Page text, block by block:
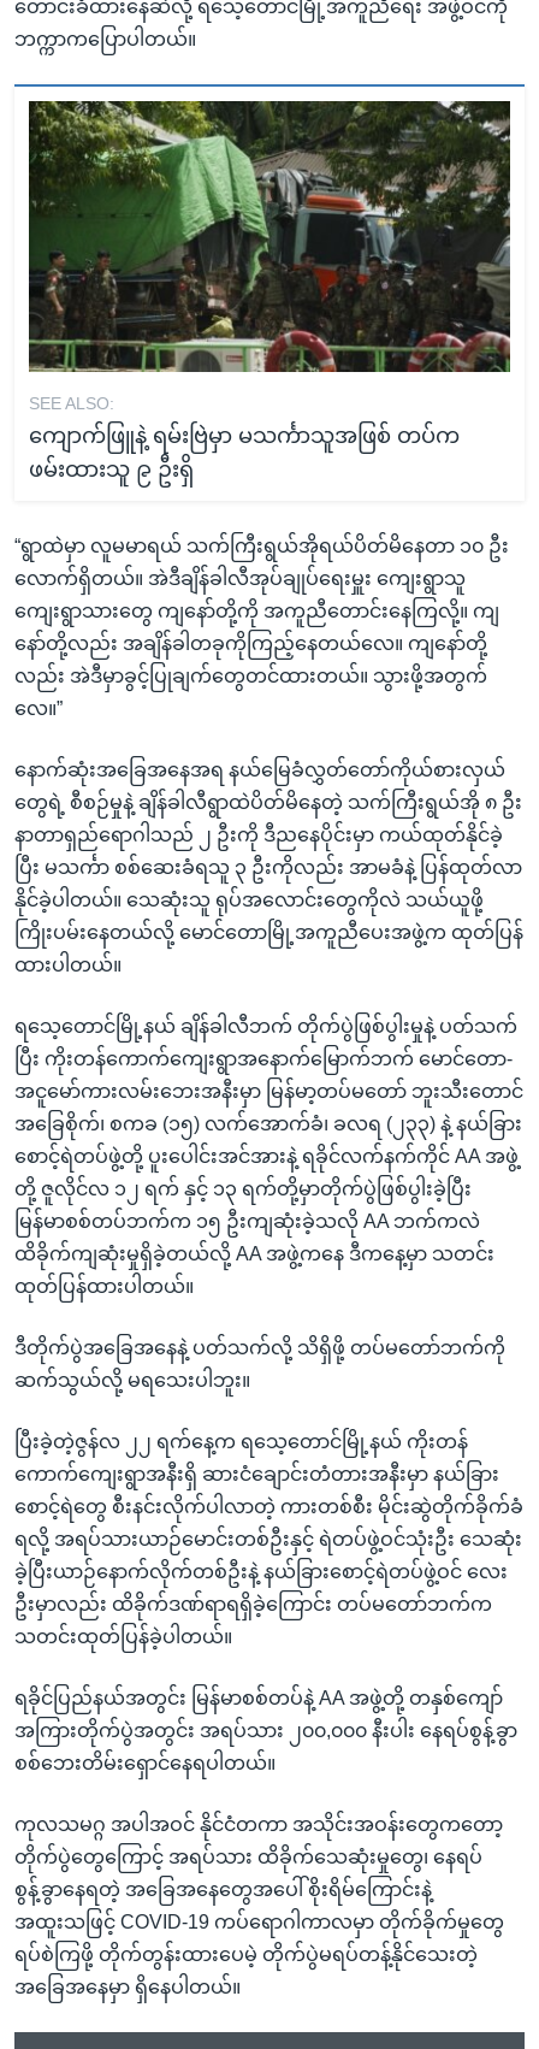
တောင်းခံထားနေဆဲလို့ ရသေ့တောင်မြို့အကူညီရေး အဖွဲ့ဝင်ကို
ဘက္ကာကပြောပါတယ်။
SEE ALSO:
ကျောက်ဖြူနဲ့ ရမ်းဗြဲမှာ မသင်္ကာသူအဖြစ် တပ်က
ဖမ်းထားသူ ၉ ဦးရှိ
“ရွာထဲမှာ လူမမာရယ် သက်ကြီးရွယ်အိုရယ်ပိတ်မိနေတာ ၁၀ ဦး
လောက်ရှိတယ်။ အဲဒီချိန်ခါလီအုပ်ချုပ်ရေးမှူး ကျေးရွာသူ
ကျေးရွာသားတွေ ကျနော်တို့ကို အကူညီတောင်းနေကြလို့။ ကျ
နော်တို့လည်း အချိန်ခါတခုကိုကြည့်နေတယ်လေ။ ကျနော်တို့
လည်း အဲဒီမှာခွင့်ပြုချက်တွေတင်ထားတယ်။ သွားဖို့အတွက်
လေ။”
နောက်ဆုံးအခြေအနေအရ နယ်မြေခံလွှတ်တော်ကိုယ်စားလှယ်
တွေရဲ့ စီစဉ်မှုနဲ့ ချိန်ခါလီရွာထဲပိတ်မိနေတဲ့ သက်ကြီးရွယ်အို ၈ ဦး
နာတာရှည်ရောဂါသည် ၂ ဦးကို ဒီညနေပိုင်းမှာ ကယ်ထုတ်နိုင်ခဲ့
ပြီး မသင်္ကာ စစ်ဆေးခံရသူ ၃ ဦးကိုလည်း အာမခံနဲ့ ပြန်ထုတ်လာ
နိုင်ခဲ့ပါတယ်။ သေဆုံးသူ ရုပ်အလောင်းတွေကိုလဲ သယ်ယူဖို့
ကြိုးပမ်းနေတယ်လို့ မောင်တောမြို့အကူညီပေးအဖွဲ့က ထုတ်ပြန်
ထားပါတယ်။
ရသေ့တောင်မြို့နယ် ချိန်ခါလီဘက် တိုက်ပွဲဖြစ်ပွါးမှုနဲ့ ပတ်သက်
ပြီး ကိုးတန်ကောက်ကျေးရွာအနောက်မြောက်ဘက် မောင်တော-
အငူမော်ကားလမ်းဘေးအနီးမှာ မြန်မာ့တပ်မတော် ဘူးသီးတောင်
အခြေစိုက်၊ စကခ (၁၅) လက်အောက်ခံ၊ ခလရ (၂၃၃) နဲ့ နယ်ခြား
စောင့်ရဲတပ်ဖွဲ့တို့ ပူးပေါင်းအင်အားနဲ့ ရခိုင်လက်နက်ကိုင် AA အဖွဲ့
တို့ ဇူလိုင်လ ၁၂ ရက် နှင့် ၁၃ ရက်တို့မှာတိုက်ပွဲဖြစ်ပွါးခဲ့ပြီး
မြန်မာစစ်တပ်ဘက်က ၁၅ ဦးကျဆုံးခဲ့သလို AA ဘက်ကလဲ
ထိခိုက်ကျဆုံးမှုရှိခဲ့တယ်လို့ AA အဖွဲ့ကနေ ဒီကနေ့မှာ သတင်း
ထုတ်ပြန်ထားပါတယ်။
ဒီတိုက်ပွဲအခြေအနေနဲ့ ပတ်သက်လို့ သိရှိဖို့ တပ်မတော်ဘက်ကို
ဆက်သွယ်လို့ မရသေးပါဘူး။
ပြီးခဲ့တဲ့ဇွန်လ ၂၂ ရက်နေ့က ရသေ့တောင်မြို့နယ် ကိုးတန်
ကောက်ကျေးရွာအနီးရှိ ဆားငံချောင်းတံတားအနီးမှာ နယ်ခြား
စောင့်ရဲတွေ စီးနင်းလိုက်ပါလာတဲ့ ကားတစ်စီး မိုင်းဆွဲတိုက်ခိုက်ခံ
ရလို့ အရပ်သားယာဉ်မောင်းတစ်ဦးနှင့် ရဲတပ်ဖွဲ့ဝင်သုံးဦး သေဆုံး
ခဲ့ပြီးယာဉ်နောက်လိုက်တစ်ဦးနဲ့ နယ်ခြားစောင့်ရဲတပ်ဖွဲ့ဝင် လေး
ဦးမှာလည်း ထိခိုက်ဒဏ်ရာရရှိခဲ့ကြောင်း တပ်မတော်ဘက်က
သတင်းထုတ်ပြန်ခဲ့ပါတယ်။
ရခိုင်ပြည်နယ်အတွင်း မြန်မာစစ်တပ်နဲ့ AA အဖွဲ့တို့ တနှစ်ကျော်
အကြားတိုက်ပွဲအတွင်း အရပ်သား ၂၀၀,၀၀၀ နီးပါး နေရပ်စွန့်ခွာ
စစ်ဘေးတိမ်းရှောင်နေရပါတယ်။
ကုလသမဂ္ဂ အပါအဝင် နိုင်ငံတကာ အသိုင်းအဝန်းတွေကတော့
တိုက်ပွဲတွေကြောင့် အရပ်သား ထိခိုက်သေဆုံးမှုတွေ၊ နေရပ်
စွန့်ခွာနေရတဲ့ အခြေအနေတွေအပေါ် စိုးရိမ်ကြောင်းနဲ့
အထူးသဖြင့် COVID-19 ကပ်ရောဂါကာလမှာ တိုက်ခိုက်မှုတွေ
ရပ်စဲကြဖို့ တိုက်တွန်းထားပေမဲ့ တိုက်ပွဲမရပ်တန့်နိုင်သေးတဲ့
အခြေအနေမှာ ရှိနေပါတယ်။